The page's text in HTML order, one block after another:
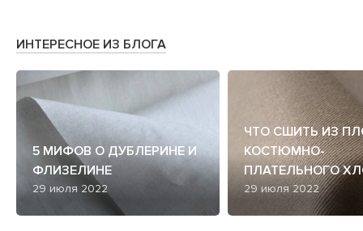
ИНТЕРЕСНОЕ ИЗ БЛОГА
5 МИФОВ О ДУБЛЕРИНЕ И
ФЛИЗЕЛИНЕ
29 июля 2022
ЧТО СШИТЬ ИЗ
КОСТЮМНО-
ПЛАТЕЛЬНОГО
29 июля 2022